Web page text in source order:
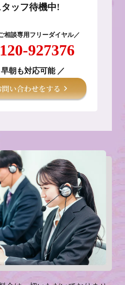
ッフ待機中!
相談専用フリーダイヤル／
927376
朝も対応可能 ／